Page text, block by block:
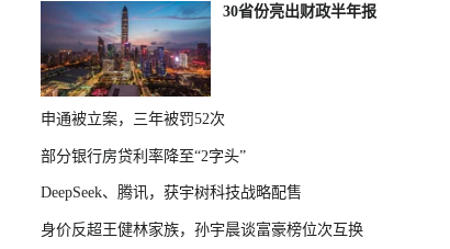
30省份亮出财政半年报
申通被立案，三年被罚52次
部分银行房贷利率降至“2字头”
DeepSeek、腾讯，获宇树科技战略配售
身价反超王健林家族，孙宇晨谈富豪榜位次互换